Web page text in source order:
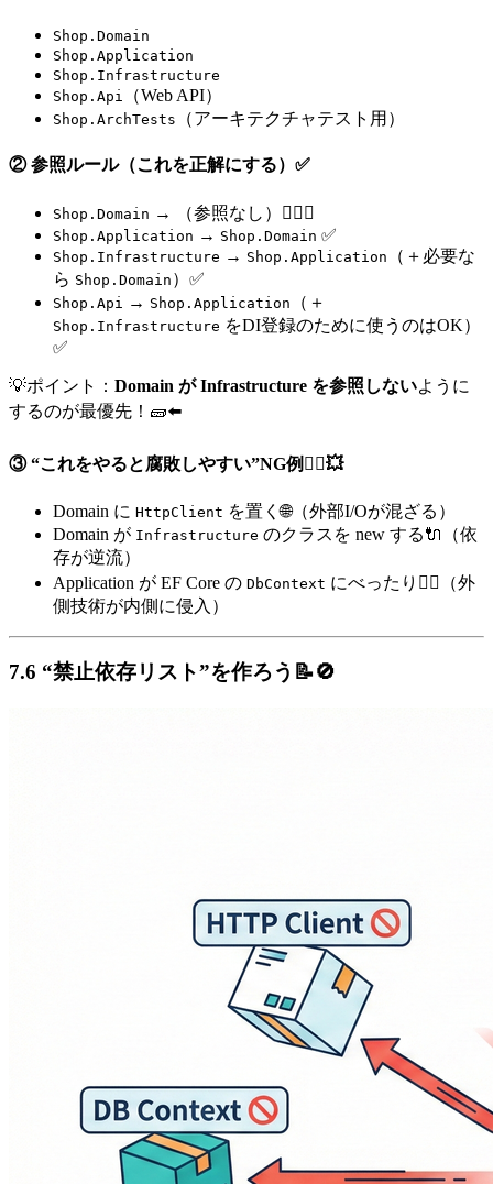
Shop.Domain
Shop.Application
Shop.Infrastructure
Shop.Api
（Web API）
Shop.ArchTests （アーキテクチャテスト用）
② 参照ルール（これを正解にする）✅
Shop.Domain → （参照なし）🧘‍♀️✨
Shop.Application → Shop.Domain ✅
Shop.Infrastructure → Shop.Application
（＋必要な
ら Shop.Domain ）✅
Shop.Api → Shop.Application （＋
Shop.Infrastructure をDI登録のために使うのはOK）
✅
💡ポイント： Domain が Infrastructure を参照しないように
するのが最優先！🧱⬅️
③ “これをやると腐敗しやすい”NG例🙅‍♀️💥
Domain に HttpClient を置く🌐（外部I/Oが混ざる）
Domain が Infrastructure のクラスを new する🔌（依
存が逆流）
Application が EF Core の DbContext にべったり🧟‍♀️（外
側技術が内側に侵入）
7.6 “禁止依存リスト”を作ろう📝🚫